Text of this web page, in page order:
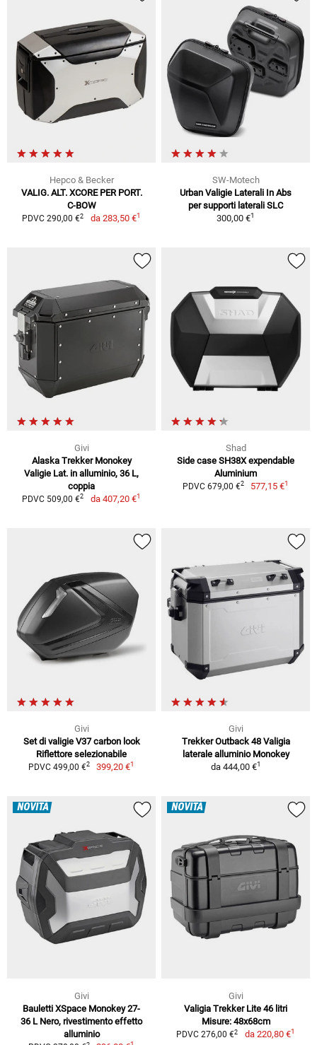
Hepco & Becker
VALIG. ALT. XCORE PER PORT.
C-BOW
PDVC 290,00 €2 da 283,50 €1
SW-Motech
Urban Valigie Laterali In Abs
per supporti laterali SLC
300,00 €1
Givi
Alaska Trekker Monokey
Valigie Lat. in alluminio, 36 L,
coppia
PDVC 509,00 €2 da 407,20 €1
Shad
Side case SH38X expendable
Aluminium
PDVC 679,00 €2 577,15 €1
Givi
Set di valigie V37 carbon look
Riflettore selezionabile
PDVC 499,00 €2 399,20 €1
Givi
Trekker Outback 48 Valigia
laterale alluminio Monokey
da 444,00 €1
NOVITÀ
Givi
Bauletti XSpace Monokey 27-
36 L Nero, rivestimento effetto
alluminio
NOVITÀ
Givi
Valigia Trekker Lite 46 litri
Misure: 48x68cm
PDVC 276,00 €2 da 220,80 €1